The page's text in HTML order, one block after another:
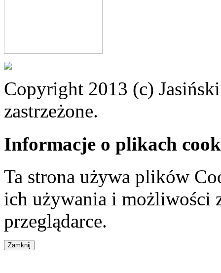
Copyright 2013 (c)
zastrzeżone.
Informacje o plikach
Ta strona używa plików
ich używania i możliwości
przeglądarce.